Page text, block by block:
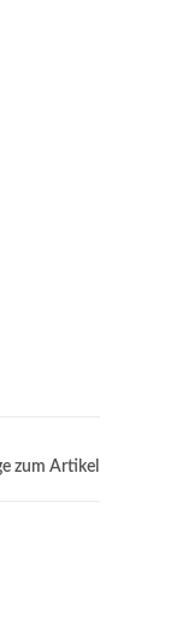
zum Artikel